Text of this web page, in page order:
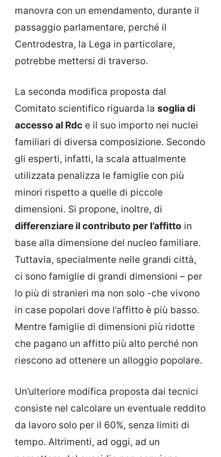
manovra con un emendamento, durante il
passaggio parlamentare, perché il
Centrodestra, la Lega in particolare,
potrebbe mettersi di traverso.
La seconda modifica proposta dal
Comitato scientifico riguarda la soglia di
accesso al Rdc e il suo importo nei nuclei
familiari di diversa composizione. Secondo
gli esperti, infatti, la scala attualmente
utilizzata penalizza le famiglie con più
minori rispetto a quelle di piccole
dimensioni. Si propone, inoltre, di
differenziare il contributo per l’affitto in
base alla dimensione del nucleo familiare.
Tuttavia, specialmente nelle grandi città,
ci sono famiglie di grandi dimensioni – per
lo più di stranieri ma non solo -che vivono
in case popolari dove l’affitto è più basso.
Mentre famiglie di dimensioni più ridotte
che pagano un affitto più alto perché non
riescono ad ottenere un alloggio popolare.
Un’ulteriore modifica proposta dai tecnici
consiste nel calcolare un eventuale reddito
da lavoro solo per il 60%, senza limiti di
tempo. Altrimenti, ad oggi, ad un